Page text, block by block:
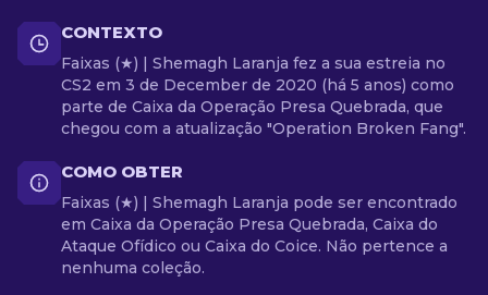
CONTEXTO
Faixas (★) | Shemagh Laranja fez a sua estreia no
CS2 em 3 de December de 2020 (há 5 anos) como
parte de Caixa da Operação Presa Quebrada, que
chegou com a atualização "Operation Broken Fang".
COMO OBTER
Faixas (★) | Shemagh Laranja pode ser encontrado
em Caixa da Operação Presa Quebrada, Caixa do
Ataque Ofídico ou Caixa do Coice. Não pertence a
nenhuma coleção.